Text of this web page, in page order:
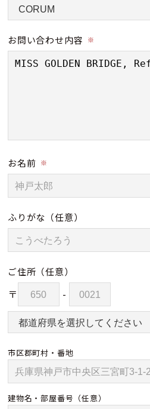
お問い合わせ内容 ※
お名前 ※
ふりがな （任意）
ご住所 （任意）
〒 -
市区郡町村・番地
建物名・部屋番号 （任意）